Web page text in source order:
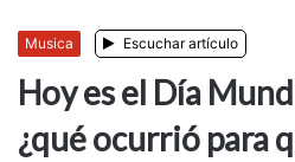
Musica Escuchar artículo
Hoy es el Día
¿qué ocurrió para